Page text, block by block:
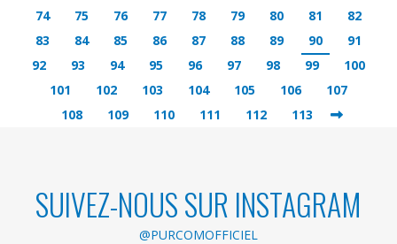
74
75 76 77 78 79 80 81
82
83
84 85 86 87 88 89 90
91
92
93 94 95 96 97 98 99
100
101
102 103 104 105 106
107
108
109 110 111 112 113
SUIVEZ-NOUS SUR INSTAGRAM
@PURCOMOFFICIEL